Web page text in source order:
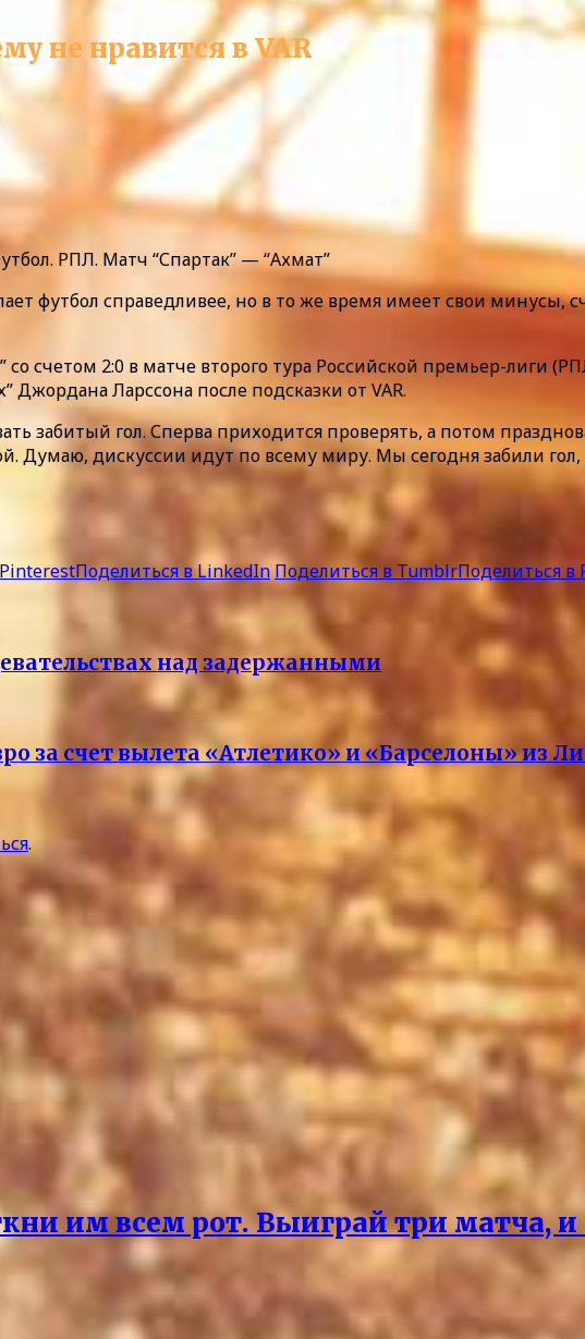
не нравится в VAR
РПЛ. Матч “Спартак” — “Ахмат”
футбол справедливее, но в то же время имеет свои минусы,
со счетом 2:0 в матче второго тура Российской премьер-лиги
Ларссона после подсказки от VAR.
забитый гол. Сперва приходится проверять, а потом
Думаю, дискуссии идут по всему миру. Мы сегодня забили
Поделиться в LinkedIn Поделиться в TumblrПоделиться в
над задержанными
за счет вылета «Атлетико» и «Барселоны» из
.
им всем рот. Выиграй три матча, и